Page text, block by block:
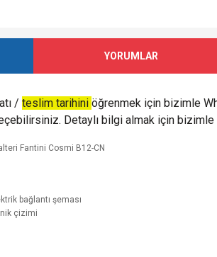
YORUMLAR
/ teslim tarihini öğrenmek için bizimle
Detaylı bilgi almak için
Fantini Cosmi B12-CN